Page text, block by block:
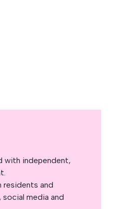
with independent,
residents and
media and